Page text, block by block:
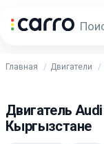
Главная Двигатели
Двигатель
Кыргызстане